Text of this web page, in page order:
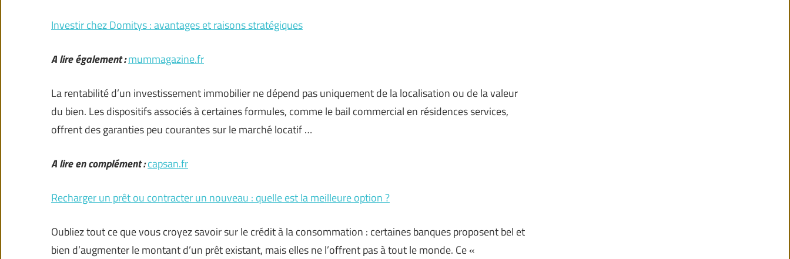
Investir chez Domitys : avantages et raisons stratégiques
A lire également :mummagazine.fr
La rentabilité d’un investissement immobilier ne dépend pas uniquement de la localisation ou de la valeur
du bien. Les dispositifs associés à certaines formules, comme le bail commercial en résidences services,
offrent des garanties peu courantes sur le marché locatif …
A lire en complément :capsan.fr
Recharger un prêt ou contracter un nouveau : quelle est la meilleure option ?
Oubliez tout ce que vous croyez savoir sur le crédit à la consommation : certaines banques proposent bel et
bien d’augmenter le montant d’un prêt existant, mais elles ne l’offrent pas à tout le monde. Ce «